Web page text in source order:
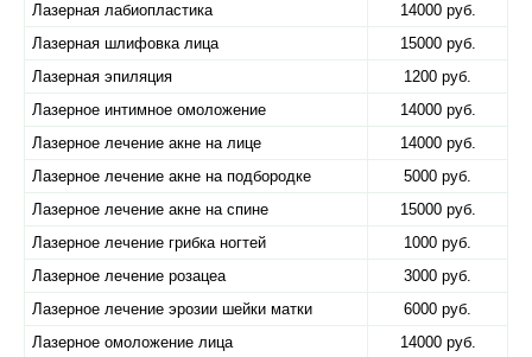
Лазерная лабиопластика
14000 руб.
Лазерная шлифовка лица
15000 руб.
Лазерная эпиляция
1200 руб.
Лазерное интимное омоложение
14000 руб.
Лазерное лечение акне на лице
14000 руб.
Лазерное лечение акне на подбородке
5000 руб.
Лазерное лечение акне на спине
15000 руб.
Лазерное лечение грибка ногтей
1000 руб.
Лазерное лечение розацеа
3000 руб.
Лазерное лечение эрозии шейки матки
6000 руб.
Лазерное омоложение лица
14000 руб.